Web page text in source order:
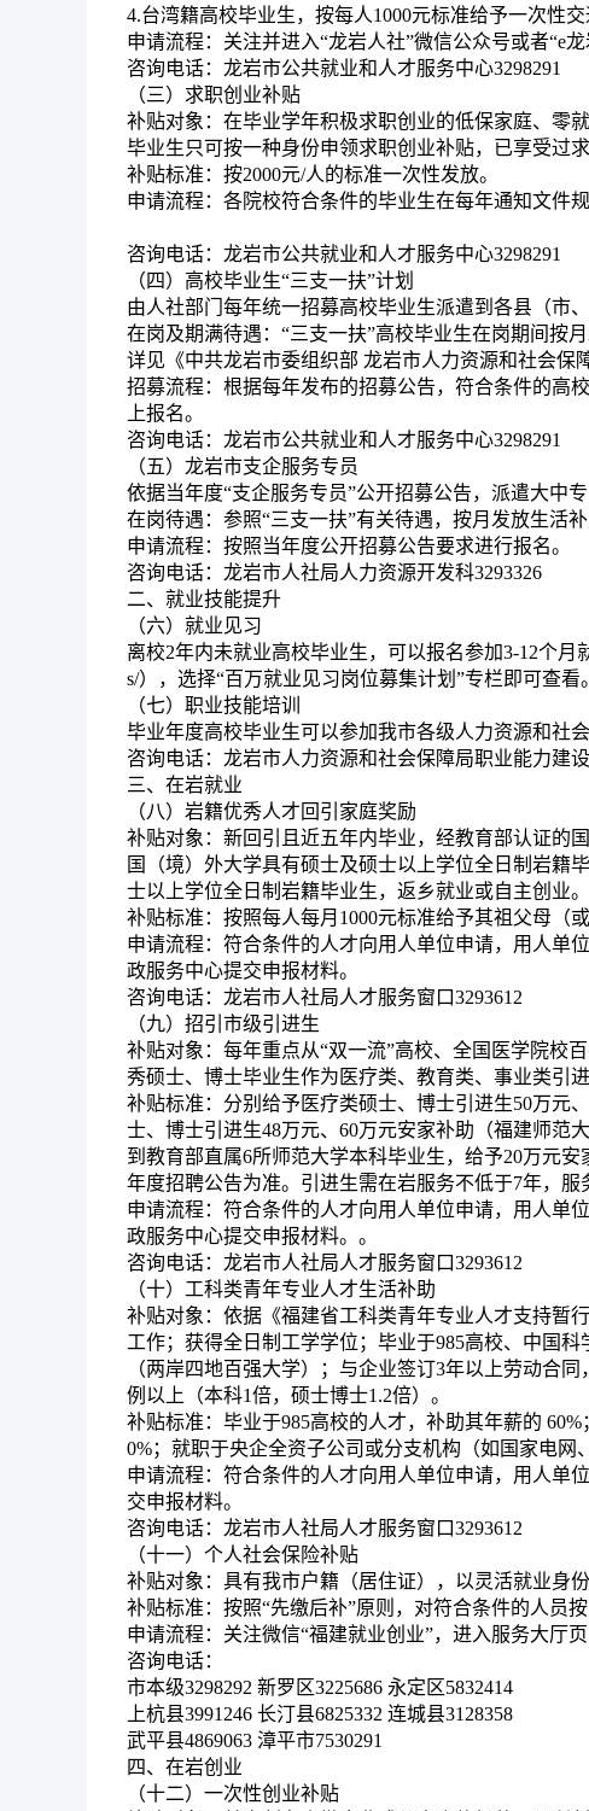
4.台湾籍高校毕业生，按每人1000元标准给予一次性交
申请流程： 关注并进入“龙岩人社”微信公众号或者“e
咨询电话： 龙岩市公共就业和人才服务中心3298291
（三）求职创业补贴
补贴对象： 在毕业学年积极求职创业的低保家庭、零
毕业生只可按一种身份申领求职创业补贴，已享受过
补贴标准： 按2000元/人的标准一次性发放。
申请流程： 各院校符合条件的毕业生在每年通知文件
咨询电话： 龙岩市公共就业和人才服务中心3298291
（四）高校毕业生“三支一扶”计划
由人社部门每年统一招募高校毕业生派遣到各县（市
在岗及期满待遇： “三支一扶”高校毕业生在岗期间按
详见《中共龙岩市委组织部 龙岩市人力资源和社会保
招募流程： 根据每年发布的招募公告，符合条件的高
上报名。
咨询电话： 龙岩市公共就业和人才服务中心3298291
（五）龙岩市支企服务专员
依据当年度“支企服务专员”公开招募公告，派遣大中
在岗待遇： 参照“三支一扶”有关待遇，按月发放生活
申请流程： 按照当年度公开招募公告要求进行报名。
咨询电话： 龙岩市人社局人力资源开发科3293326
二、就业技能提升
（六）就业见习
离校2年内未就业高校毕业生，可以报名参加3-12个月
s/），选择“百万就业见习岗位募集计划”专栏即可查看。
（七）职业技能培训
毕业年度高校毕业生可以参加我市各级人力资源和社
咨询电话： 龙岩市人力资源和社会保障局职业能力建
三、在岩就业
（八）岩籍优秀人才回引家庭奖励
补贴对象： 新回引且近五年内毕业，经教育部认证的
国（境）外大学具有硕士及硕士以上学位全日制岩籍
士以上学位全日制岩籍毕业生，返乡就业或自主创业。
补贴标准： 按照每人每月1000元标准给予其祖父母（
申请流程： 符合条件的人才向用人单位申请，用人单
政服务中心提交申报材料。
咨询电话： 龙岩市人社局人才服务窗口3293612
（九）招引市级引进生
补贴对象： 每年重点从“双一流”高校、全国医学院校
秀硕士、博士毕业生作为医疗类、教育类、事业类引进
补贴标准： 分别给予医疗类硕士、博士引进生50万元
士、博士引进生48万元、60万元安家补助（福建师范
到教育部直属6所师范大学本科毕业生，给予20万元
年度招聘公告为准。引进生需在岩服务不低于7年，服
申请流程： 符合条件的人才向用人单位申请，用人单
政服务中心提交申报材料。。
咨询电话： 龙岩市人社局人才服务窗口3293612
（十）工科类青年专业人才生活补助
补贴对象： 依据《福建省工科类青年专业人才支持暂
工作；获得全日制工学学位；毕业于985高校、中国
（两岸四地百强大学）；与企业签订3年以上劳动合
例以上（本科1倍，硕士博士1.2倍）。
补贴标准： 毕业于985高校的人才，补助其年薪的
0%；就职于央企全资子公司或分支机构（如国家电网
申请流程： 符合条件的人才向用人单位申请，用人单
交申报材料。
咨询电话： 龙岩市人社局人才服务窗口3293612
（十一）个人社会保险补贴
补贴对象： 具有我市户籍（居住证），以灵活就业身
补贴标准： 按照“先缴后补”原则，对符合条件的人员
申请流程 ：关注微信“福建就业创业”，进入服务大厅
咨询电话：
市本级3298292 新罗区3225686 永定区5832414
上杭县3991246 长汀县6825332 连城县3128358
武平县4869063 漳平市7530291
四、在岩创业
（十二）一次性创业补贴